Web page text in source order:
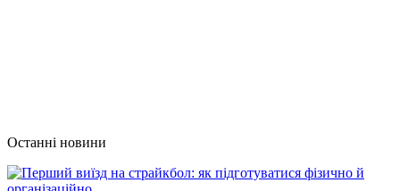
Останні новини